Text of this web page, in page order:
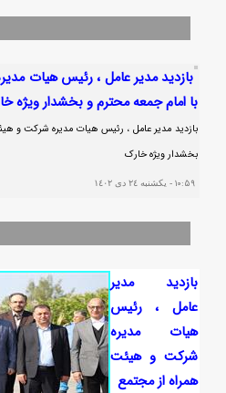
بازديد مدير عامل ، رئيس هيات
با امام جمعه محترم و بخشدار ويژه
بازديد مدير عامل ، رئيس هيات مديره شركت و
بخشدار ويژه خارك
١٠:٥٩ - يکشنبه ٢٤ دی ١٤٠٢
بازديد مدير
عامل ، رئيس
هيات مديره
شركت و هيئت
همراه از مجتمع